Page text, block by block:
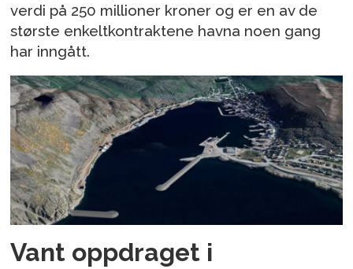
verdi på 250 millioner kroner og er en av de
største enkeltkontraktene havna noen gang
har inngått.
Vant oppdraget i